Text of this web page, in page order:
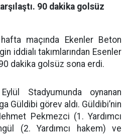
90 dakika golsüz
maçında Ekenler Beton
iddialı takımlarından Esenler
dakika golsüz sona erdi.
Stadyumunda oynanan
Güldibi görev aldı. Güldibi’nin
Pekmezci (1. Yardımcı
(2. Yardımcı hakem) ve